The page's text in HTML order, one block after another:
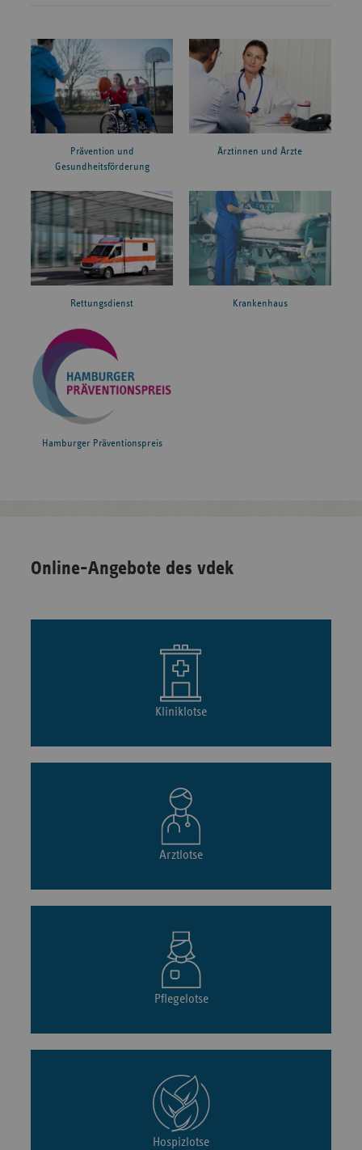
Prävention und
Gesundheitsförderung
Ärztinnen und Ärzte
Rettungsdienst Krankenhaus
Hamburger Präventionspreis
Online-Angebote des vdek
Kliniklotse
Arztlotse
Pflegelotse
Hospizlotse